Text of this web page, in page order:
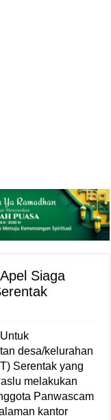
Siaga
Untuk
desa/kelurahan
Serentak yang
melakukan
Panwascam
kantor